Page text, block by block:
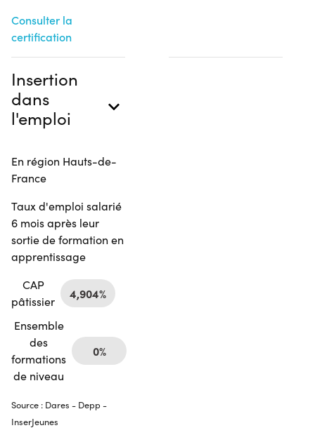
Consulter la
certification
Insertion
dans
l'emploi
En région Hauts-de-
France
Taux d'emploi salarié
6 mois après leur
sortie de formation en
apprentissage
CAP
pâtissier
4,904%
Ensemble
des
formations
de niveau
0%
Source : Dares - Depp -
InserJeunes